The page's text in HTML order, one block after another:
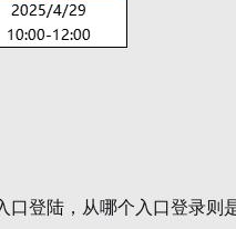
口登陆，从哪个入口登录则